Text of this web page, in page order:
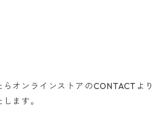
オンラインストアのCONTACTよ
ます。